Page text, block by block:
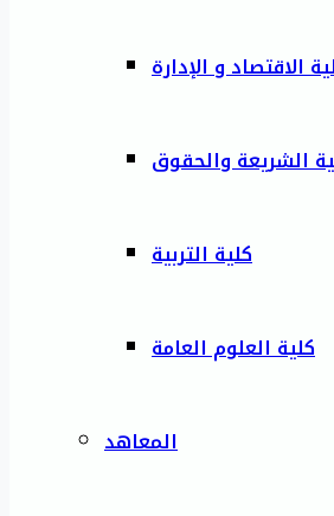
الاقتصاد و الإدارة
الشريعة والحقوق
كلية التربية
كلية العلوم العامة
المعاهد